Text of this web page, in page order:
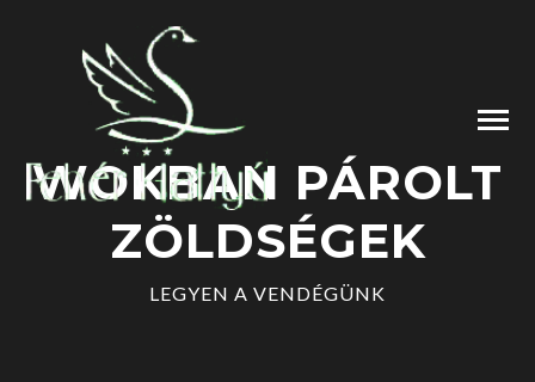
WOKBAN PÁROLT
ZÖLDSÉGEK
LEGYEN A VENDÉGÜNK